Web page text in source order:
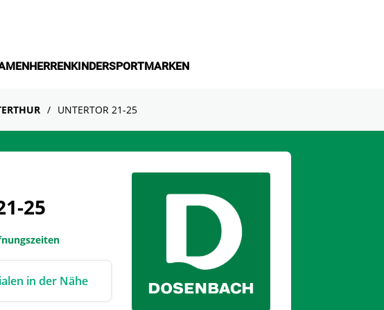
HERRENKINDERSPORTMARKEN
UNTERTOR 21-25
25
in der Nähe